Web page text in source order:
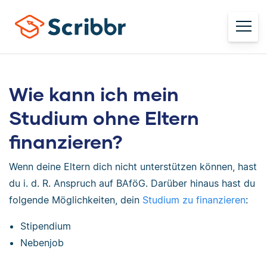
Wie kann ich mein
Studium ohne Eltern
finanzieren?
Wenn deine Eltern dich nicht unterstützen können, hast
du i. d. R. Anspruch auf BAföG. Darüber hinaus hast du
folgende Möglichkeiten, dein Studium zu finanzieren:
Stipendium
Nebenjob